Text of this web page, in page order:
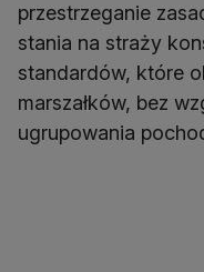
przestrzeganie
stania na straży
standardów, które
marszałków, bez
ugrupowania